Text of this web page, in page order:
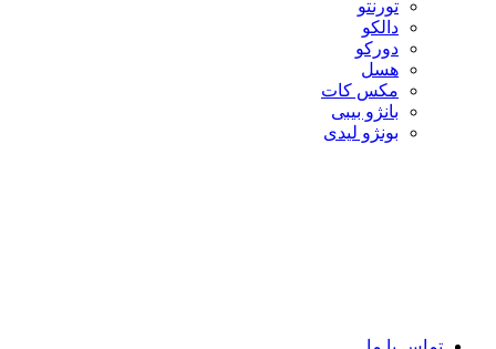
تورنتو
دالکو
دورکو
هسل
مکس کات
بانژو بیبی
بونژو لیدی